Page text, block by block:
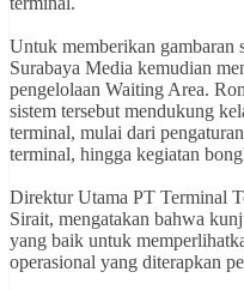
Untuk memberikan gambaran
Surabaya Media kemudian
pengelolaan Waiting Area.
sistem tersebut mendukung
terminal, mulai dari
terminal, hingga kegiatan
Direktur Utama PT Terminal
Sirait, mengatakan bahwa
yang baik untuk
operasional yang diterapkan